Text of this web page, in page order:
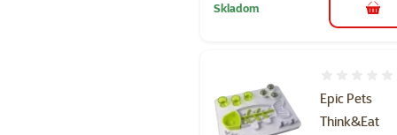
Skladom do
Epic Pets
Think&Eat